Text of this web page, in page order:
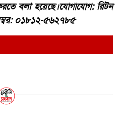
বলা হয়েছে।​যোগাযোগ: রিটন
০১৮১২-৫৬২৭৮৫